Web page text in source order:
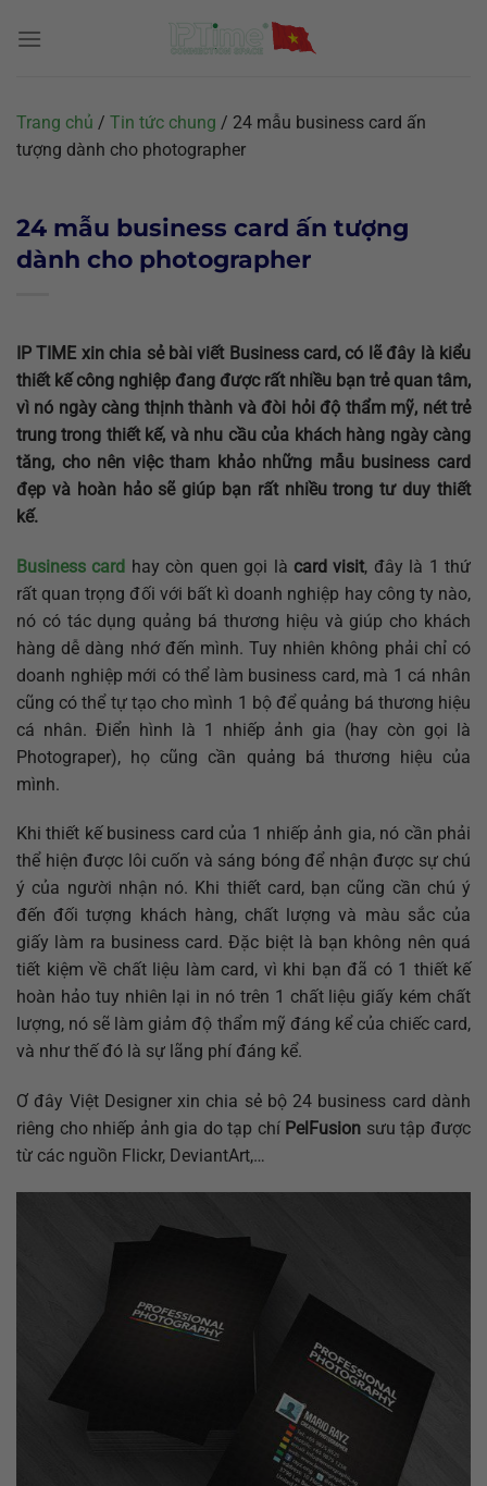
đến
Trang chủ / Tin tức chung / 24 mẫu business card ấn
tượng dành cho photographer
24 mẫu business card ấn tượng
dành cho photographer
IP TIME xin chia sẻ bài viết Business card, có lẽ đây là kiểu
thiết kế công nghiệp đang được rất nhiều bạn trẻ quan tâm,
vì nó ngày càng thịnh thành và đòi hỏi độ thẩm mỹ, nét trẻ
trung trong thiết kế, và nhu cầu của khách hàng ngày càng
tăng, cho nên việc tham khảo những mẫu business card
đẹp và hoàn hảo sẽ giúp bạn rất nhiều trong tư duy thiết
kế.
Business card hay còn quen gọi là card visit, đây là 1 thứ
rất quan trọng đối với bất kì doanh nghiệp hay công ty nào,
nó có tác dụng quảng bá thương hiệu và giúp cho khách
hàng dễ dàng nhớ đến mình. Tuy nhiên không phải chỉ có
doanh nghiệp mới có thể làm business card, mà 1 cá nhân
cũng có thể tự tạo cho mình 1 bộ để quảng bá thương hiệu
cá nhân. Điển hình là 1 nhiếp ảnh gia (hay còn gọi là
Photograper), họ cũng cần quảng bá thương hiệu của
mình.
Khi thiết kế business card của 1 nhiếp ảnh gia, nó cần phải
thể hiện được lôi cuốn và sáng bóng để nhận được sự chú
ý của người nhận nó. Khi thiết card, bạn cũng cần chú ý
đến đối tượng khách hàng, chất lượng và màu sắc của
giấy làm ra business card. Đặc biệt là bạn không nên quá
tiết kiệm về chất liệu làm card, vì khi bạn đã có 1 thiết kế
hoàn hảo tuy nhiên lại in nó trên 1 chất liệu giấy kém chất
lượng, nó sẽ làm giảm độ thẩm mỹ đáng kể của chiếc card,
và như thế đó là sự lãng phí đáng kể.
Ơ đây Việt Designer xin chia sẻ bộ 24 business card dành
riêng cho nhiếp ảnh gia do tạp chí PelFusion sưu tập được
từ các nguồn Flickr, DeviantArt,…